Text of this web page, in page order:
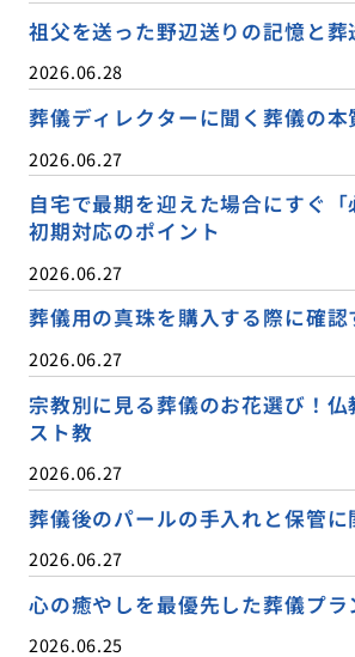
祖父を送った野辺送りの記憶と葬
2026.06.28
葬儀ディレクターに聞く葬儀の
2026.06.27
自宅で最期を迎えた場合にすぐ
初期対応のポイント
2026.06.27
葬儀用の真珠を購入する際に確
2026.06.27
宗教別に見る葬儀のお花選び！仏
スト教
2026.06.27
葬儀後のパールの手入れと保管に
2026.06.27
心の癒やしを最優先した葬儀プラ
2026.06.25